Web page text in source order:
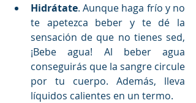
Hidrátate. Aunque haga frío y no
te apetezca beber y te dé la
sensación de que no tienes sed,
¡Bebe agua! Al beber agua
conseguirás que la sangre circule
por tu cuerpo. Además, lleva
líquidos calientes en un termo.